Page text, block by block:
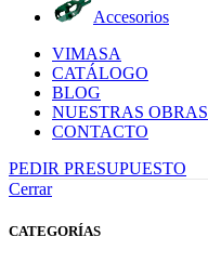
Accesorios
VIMASA
CATÁLOGO
BLOG
NUESTRAS OBRAS
CONTACTO
PEDIR PRESUPUESTO
Cerrar
CATEGORÍAS